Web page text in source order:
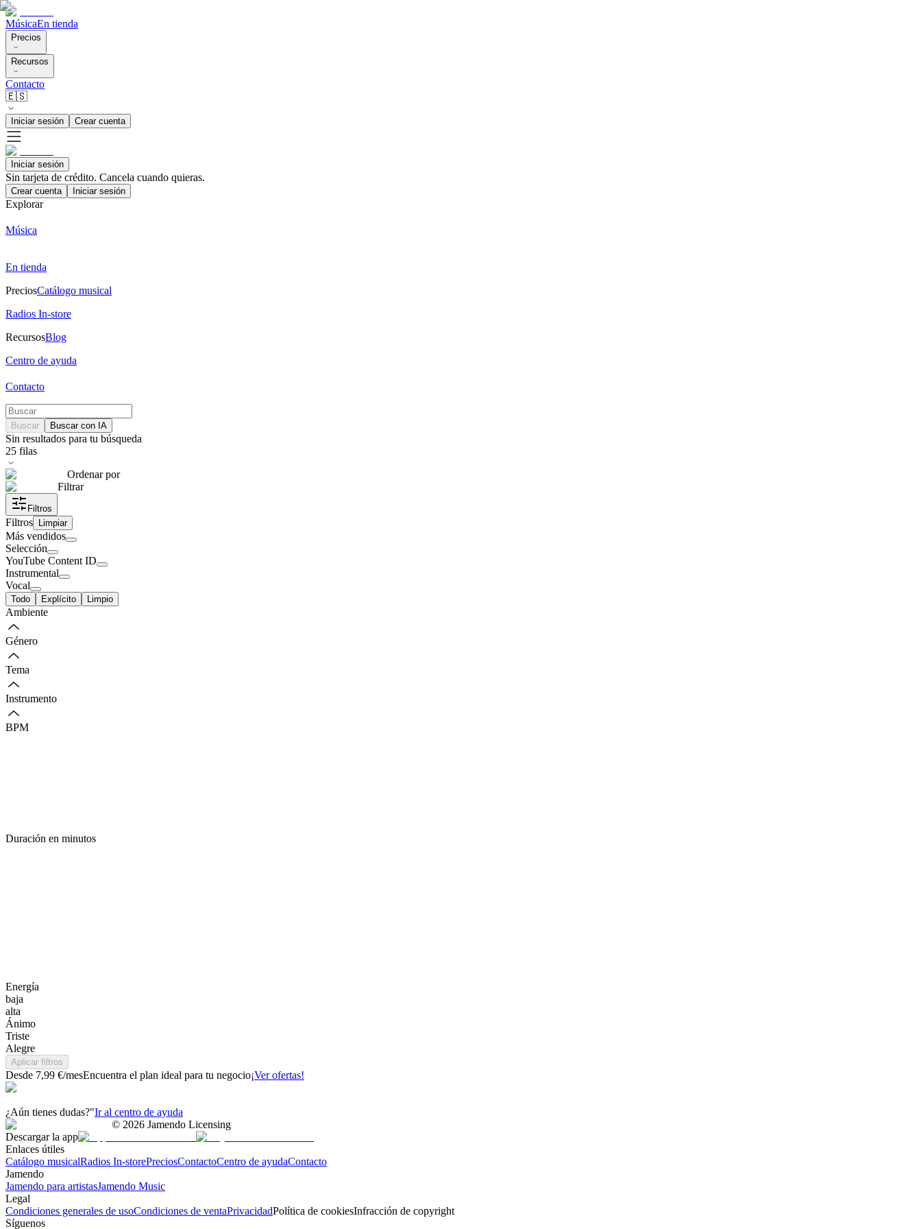
MúsicaEn tienda
Precios
Recursos
Contacto
🇪🇸
Iniciar sesión Crear cuenta
Iniciar sesión
Sin tarjeta de crédito. Cancela cuando quieras.
Crear cuenta Iniciar sesión
Explorar
Música
En tienda
PreciosCatálogo musical
Radios In-store
RecursosBlog
Centro de ayuda
Contacto
Buscar Buscar con IA
Sin resultados para tu búsqueda
25 filas
Ordenar por
Filtrar
Filtros
Filtros Limpiar
Más vendidos
Selección
YouTube Content ID
Instrumental
Vocal
Todo Explícito Limpio
Ambiente
Género
Tema
Instrumento
BPM
Duración en minutos
Energía
baja
alta
Ánimo
Triste
Alegre
Aplicar filtros
Desde 7,99 €/mesEncuentra el plan ideal para tu negocio¡Ver ofertas!
¿Aún tienes dudas?"Ir al centro de ayuda
© 2026 Jamendo Licensing
Descargar la app
Enlaces útiles
Catálogo musicalRadios In-storePreciosContactoCentro de ayudaContacto
Jamendo
Jamendo para artistasJamendo Music
Legal
Condiciones generales de usoCondiciones de ventaPrivacidadPolítica de cookiesInfracción de copyright
Síguenos